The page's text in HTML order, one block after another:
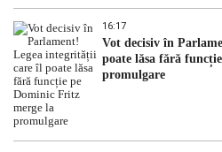
16:17
Vot decisiv în
poate lăsa fără
promulgare